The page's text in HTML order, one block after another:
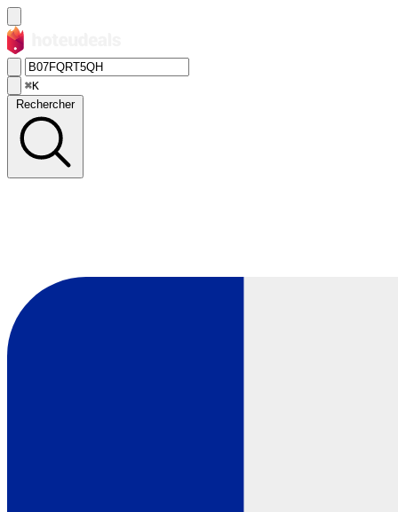
⌘K
Rechercher